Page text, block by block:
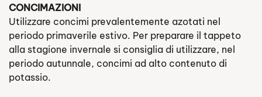
CONCIMAZIONI
Utilizzare concimi prevalentemente azotati nel
periodo primaverile estivo. Per preparare il tappeto
alla stagione invernale si consiglia di utilizzare, nel
periodo autunnale, concimi ad alto contenuto di
potassio.